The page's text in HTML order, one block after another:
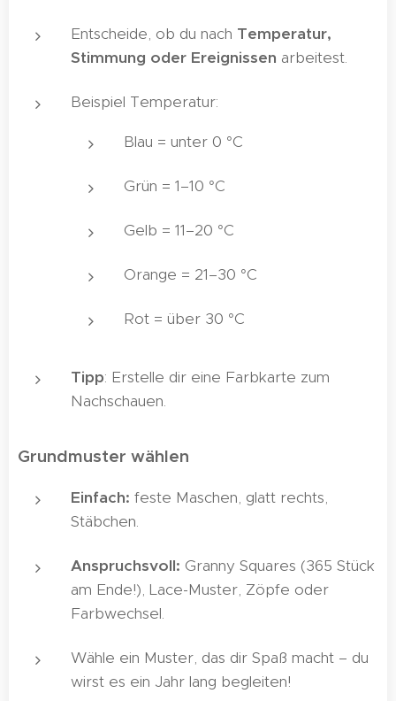
Entscheide, ob du nach Temperatur,
Stimmung oder Ereignissen arbeitest.
Beispiel Temperatur:
Blau = unter 0 °C
Grün = 1–10 °C
Gelb = 11–20 °C
Orange = 21–30 °C
Rot = über 30 °C
Tipp: Erstelle dir eine Farbkarte zum
Nachschauen.
Grundmuster wählen
Einfach: feste Maschen, glatt rechts,
Stäbchen.
Anspruchsvoll: Granny Squares (365 Stück
am Ende!), Lace-Muster, Zöpfe oder
Farbwechsel.
Wähle ein Muster, das dir Spaß macht – du
wirst es ein Jahr lang begleiten!